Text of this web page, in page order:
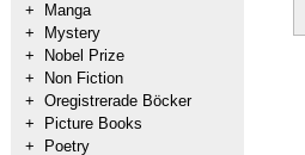
+
Manga
+
Mystery
+
Nobel Prize
+
Non Fiction
+ Oregistrerade Böcker
+
Picture Books
+
Poetry